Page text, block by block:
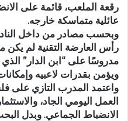
رقعة الملعب، قائمة على
عائلية متماسكة خارجه.
وبحسب مصادر من داخل
رأس العارضة التقنية لم يكن
مدروسًا على “ابن الدار”
ويؤمن بقدرات لاعبيه
واعتمد المدرب التازي على
العمل اليومي الجاد،
الانضباط الجماعي. وبدل